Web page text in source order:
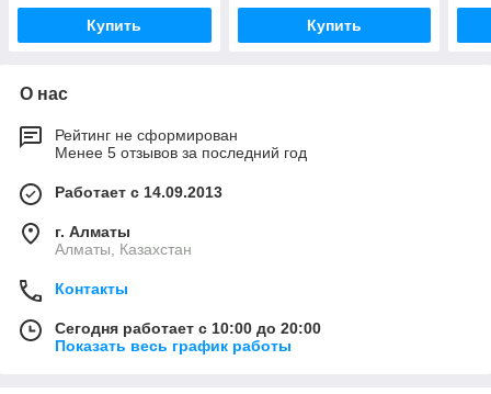
Купить Купить
О нас
Рейтинг не сформирован
Менее 5 отзывов за последний год
Работает с 14.09.2013
г. Алматы
Алматы, Казахстан
Контакты
Сегодня работает с 10:00 до 20:00
Показать весь график работы